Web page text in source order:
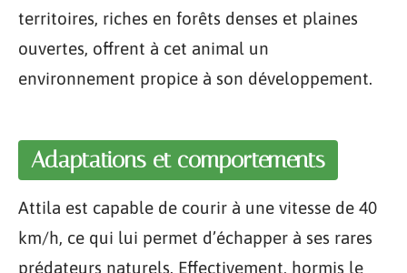
territoires, riches en forêts denses et plaines
ouvertes, offrent à cet animal un
environnement propice à son développement.
Adaptations et comportements
Attila est capable de courir à une vitesse de 40
km/h, ce qui lui permet d’échapper à ses rares
prédateurs naturels. Effectivement, hormis le